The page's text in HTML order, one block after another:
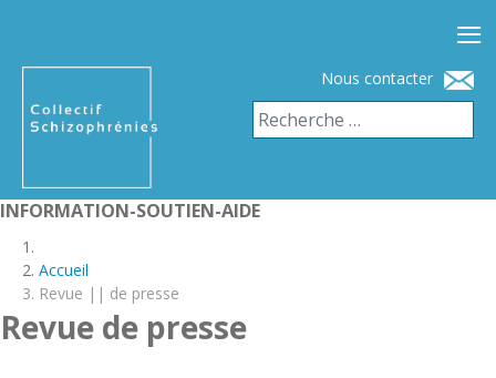
Nous contacter
INFORMATION-SOUTIEN-AIDE
Accueil
Revue || de presse
Revue de presse
≡